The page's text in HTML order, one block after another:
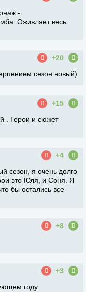
-
Оживляет весь
+20
сезон новый)
+15
. Герои и сюжет
+4
сезон, я очень долго
это Юля, и Соня. Я
бы остались все
+8
+3
году